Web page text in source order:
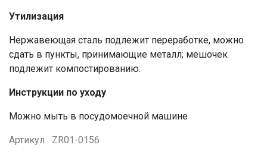
Утилизация
Нержавеющая сталь подлежит переработке, можно
сдать в пункты, принимающие металл; мешочек
подлежит компостированию.
Инструкции по уходу
Можно мыть в посудомоечной машине
Артикул ZR01-0156